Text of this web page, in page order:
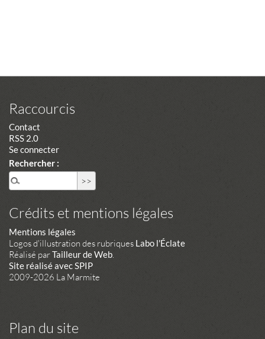
Raccourcis
Contact
RSS 2.0
Se connecter
Rechercher :
Crédits et mentions légales
Mentions légales
Logos d'illustration des rubriques Labo l'Éclate
Réalisé parTailleur de Web
Site réalisé avec SPIP
2009-2026 La Marmite
Plan du site